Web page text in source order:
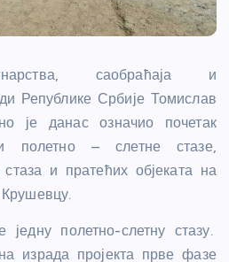
саобраћаја и
Републике Србије Томислав
је данас означио почетак
полетно – слетне стазе,
стаза и пратећих објеката на
полетно-слетну стазу.
израда пројекта прве фазе